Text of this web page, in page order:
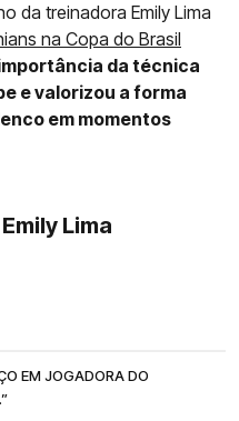
da treinadora Emily Lima
na Copa do Brasil
da técnica
e valorizou a forma
em momentos
Lima
EM JOGADORA DO